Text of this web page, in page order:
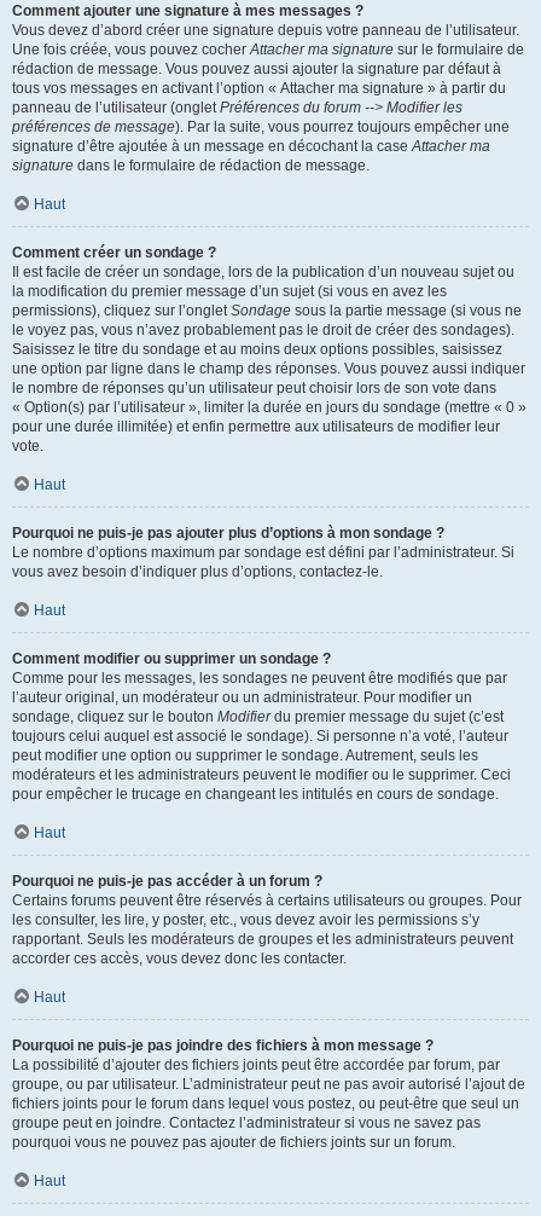
Comment ajouter une signature à mes messages ?
Vous devez d’abord créer une signature depuis votre panneau de l’utilisateur.
Une fois créée, vous pouvez cocherAttacher ma signature sur le formulaire de
rédaction de message. Vous pouvez aussi ajouter la signature par défaut à
tous vos messages en activant l’option « Attacher ma signature » à partir du
panneau de l’utilisateur (ongletPréférences du forum --> Modifier les
préférences de message). Par la suite, vous pourrez toujours empêcher une
signature d’être ajoutée à un message en décochant la caseAttacher ma
signature dans le formulaire de rédaction de message.
Haut
Comment créer un sondage ?
Il est facile de créer un sondage, lors de la publication d’un nouveau sujet ou
la modification du premier message d’un sujet (si vous en avez les
permissions), cliquez sur l’ongletSondage sous la partie message (si vous ne
le voyez pas, vous n’avez probablement pas le droit de créer des sondages).
Saisissez le titre du sondage et au moins deux options possibles, saisissez
une option par ligne dans le champ des réponses. Vous pouvez aussi indiquer
le nombre de réponses qu’un utilisateur peut choisir lors de son vote dans
« Option(s) par l’utilisateur », limiter la durée en jours du sondage (mettre « 0 »
pour une durée illimitée) et enfin permettre aux utilisateurs de modifier leur
vote.
Haut
Pourquoi ne puis-je pas ajouter plus d’options à mon sondage ?
Le nombre d’options maximum par sondage est défini par l’administrateur. Si
vous avez besoin d’indiquer plus d’options, contactez-le.
Haut
Comment modifier ou supprimer un sondage ?
Comme pour les messages, les sondages ne peuvent être modifiés que par
l’auteur original, un modérateur ou un administrateur. Pour modifier un
sondage, cliquez sur le bouton Modifierdu premier message du sujet (c’est
toujours celui auquel est associé le sondage). Si personne n’a voté, l’auteur
peut modifier une option ou supprimer le sondage. Autrement, seuls les
modérateurs et les administrateurs peuvent le modifier ou le supprimer. Ceci
pour empêcher le trucage en changeant les intitulés en cours de sondage.
Haut
Pourquoi ne puis-je pas accéder à un forum ?
Certains forums peuvent être réservés à certains utilisateurs ou groupes. Pour
les consulter, les lire, y poster, etc., vous devez avoir les permissions s’y
rapportant. Seuls les modérateurs de groupes et les administrateurs peuvent
accorder ces accès, vous devez donc les contacter.
Haut
Pourquoi ne puis-je pas joindre des fichiers à mon message ?
La possibilité d’ajouter des fichiers joints peut être accordée par forum, par
groupe, ou par utilisateur. L’administrateur peut ne pas avoir autorisé l’ajout de
fichiers joints pour le forum dans lequel vous postez, ou peut-être que seul un
groupe peut en joindre. Contactez l’administrateur si vous ne savez pas
pourquoi vous ne pouvez pas ajouter de fichiers joints sur un forum.
Haut